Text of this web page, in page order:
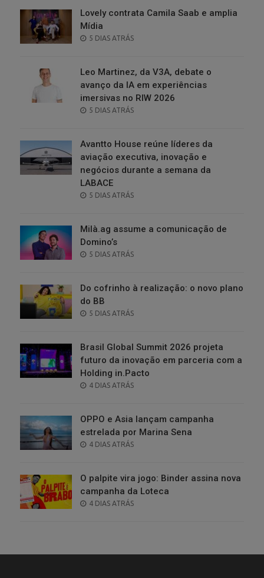
Lovely contrata Camila Saab e amplia
Mídia
POSTED
5 DIAS ATRÁS
Leo Martinez, da V3A, debate o
avanço da IA em experiências
imersivas no RIW 2026
POSTED
5 DIAS ATRÁS
Avantto House reúne líderes da
aviação executiva, inovação e
negócios durante a semana da
LABACE
POSTED
5 DIAS ATRÁS
Milà.ag assume a comunicação de
Domino’s
POSTED
5 DIAS ATRÁS
Do cofrinho à realização: o novo plano
do BB
POSTED
5 DIAS ATRÁS
Brasil Global Summit 2026 projeta
futuro da inovação em parceria com a
Holding in.Pacto
POSTED
4 DIAS ATRÁS
OPPO e Asia lançam campanha
estrelada por Marina Sena
POSTED
4 DIAS ATRÁS
O palpite vira jogo: Binder assina nova
campanha da Loteca
POSTED
4 DIAS ATRÁS